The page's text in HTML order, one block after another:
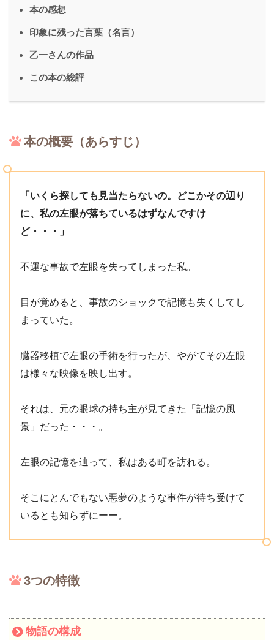
本の感想
印象に残った言葉（名言）
乙一さんの作品
この本の総評
本の概要（あらすじ）
「いくら探しても見当たらないの。どこかその辺り
に、私の左眼が落ちているはずなんですけ
ど・・・」
不運な事故で左眼を失ってしまった私。
目が覚めると、事故のショックで記憶も失くしてし
まっていた。
臓器移植で左眼の手術を行ったが、やがてその左眼
は様々な映像を映し出す。
それは、元の眼球の持ち主が見てきた「記憶の風
景」だった・・・。
左眼の記憶を辿って、私はある町を訪れる。
そこにとんでもない悪夢のような事件が待ち受けて
いるとも知らずにーー。
3つの特徴
物語の構成